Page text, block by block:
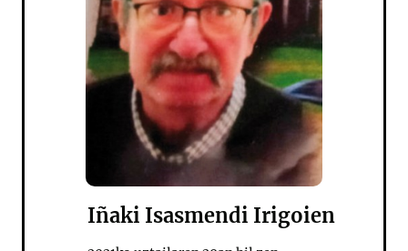
Iñaki Isasmendi Irigoien